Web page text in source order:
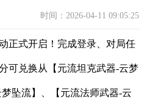
时间：2026-04-11 09:05:25
正式开启！完成登录、对局任
可兑换从【元流坦克武器-云梦
坠流】、【元流法师武器-云